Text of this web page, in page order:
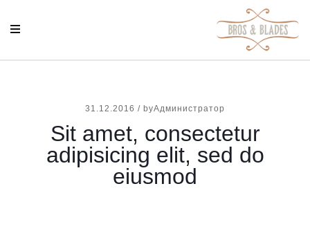
31.12.2016 / byАдминистратор
Sit amet, consectetur
adipisicing elit, sed do
eiusmod